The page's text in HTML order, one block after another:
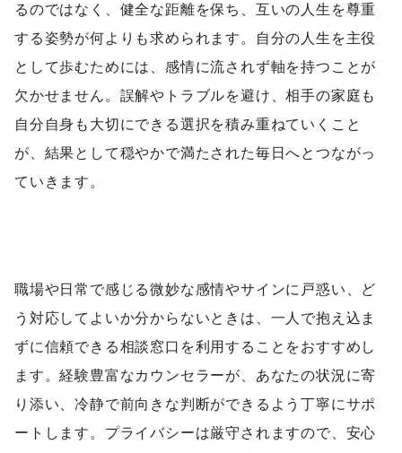
るのではなく、健全な距離を保ち、互いの人生を尊重
する姿勢が何よりも求められます。自分の人生を主役
として歩むためには、感情に流されず軸を持つことが
欠かせません。誤解やトラブルを避け、相手の家庭も
自分自身も大切にできる選択を積み重ねていくこと
が、結果として穏やかで満たされた毎日へとつながっ
ていきます。
職場や日常で感じる微妙な感情やサインに戸惑い、ど
う対応してよいか分からないときは、一人で抱え込ま
ずに信頼できる相談窓口を利用することをおすすめし
ます。経験豊富なカウンセラーが、あなたの状況に寄
り添い、冷静で前向きな判断ができるよう丁寧にサポ
ートします。プライバシーは厳守されますので、安心